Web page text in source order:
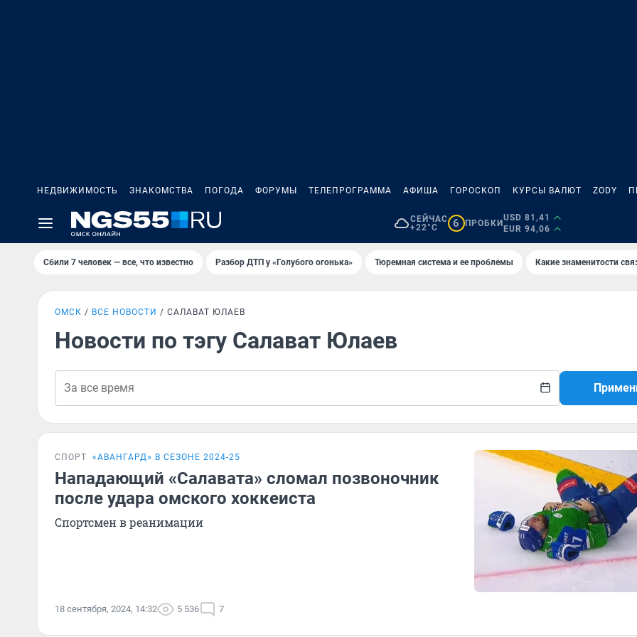
НЕДВИЖИМОСТЬ ЗНАКОМСТВА ПОГОДА ФОРУМЫ ТЕЛЕПРОГРАММА АФИША ГОРОСКОП КУРСЫ ВАЛЮТ ZODY
СЕЙЧАС
+22°C
6 ПРОБКИ
USD 81,41
EUR 94,06
Сбили 7 человек — все, что известно Разбор ДТП у «Голубого огонька» Тюремная система и ее проблемы Какие знаменитости
ОМСК ВСЕ НОВОСТИ САЛАВАТ ЮЛАЕВ
Новости по тэгу Салават Юлаев
СПОРТ «‎АВАНГАРД» В СЕЗОНЕ 2024-25
Нападающий «Салавата» сломал позвоночник
после удара омского хоккеиста
Спортсмен в реанимации
18 сентября, 2024, 14:32 5 536 7